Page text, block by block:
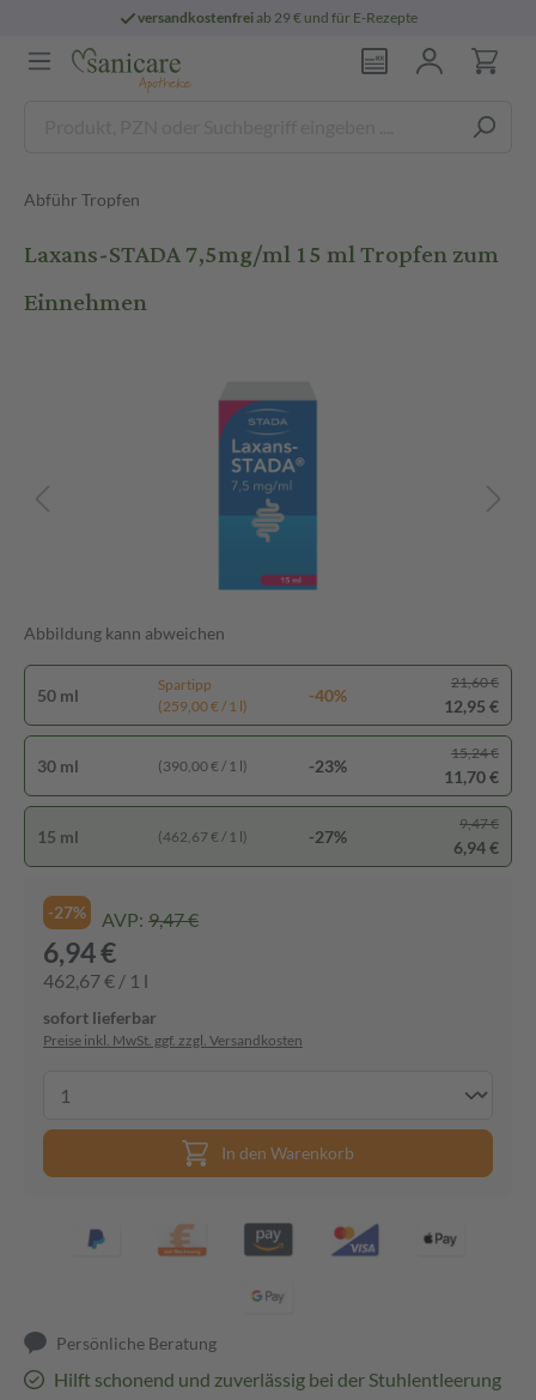
versandkostenfreiab 29 € und für E-Rezepte
Abführ Tropfen
Laxans-STADA 7,5mg/ml 15 ml Tropfen zum
Einnehmen
Abbildung kann abweichen
50 ml
Spartipp
(259,00 € / 1 l)
-40%
21,60 €
12,95 €
30 ml (390,00 € / 1 l) -23%
15,24 €
11,70 €
15 ml (462,67 € / 1 l) -27%
9,47 €
6,94 €
-27% AVP: 9,47 €
6,94 €
462,67 € / 1 l
sofort lieferbar
Preise inkl. MwSt. ggf. zzgl. Versandkosten
In den Warenkorb
Persönliche Beratung
Hilft schonend und zuverlässig bei der Stuhlentleerung